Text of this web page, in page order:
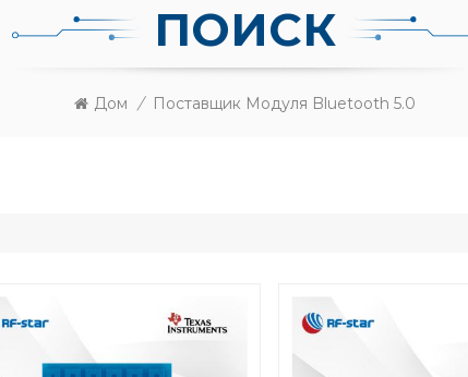
ПОИСК
Дом / Поставщик Модуля Bluetooth 5.0